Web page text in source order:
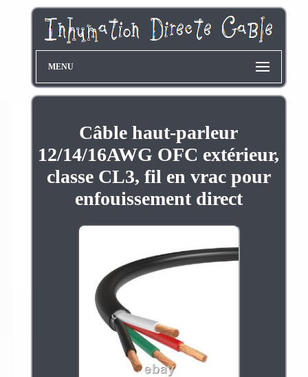
MENU
Câble haut-parleur
12/14/16AWG OFC extérieur,
classe CL3, fil en vrac pour
enfouissement direct